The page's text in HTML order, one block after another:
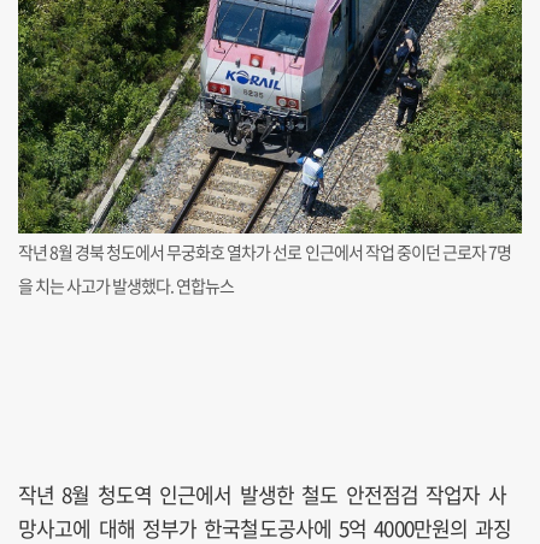
작년 8월 경북 청도에서 무궁화호 열차가 선로 인근에서 작업 중이던 근로자 7명
을 치는 사고가 발생했다. 연합뉴스
작년 8월 청도역 인근에서 발생한 철도 안전점검 작업자 사
망사고에 대해 정부가 한국철도공사에 5억 4000만원의 과징